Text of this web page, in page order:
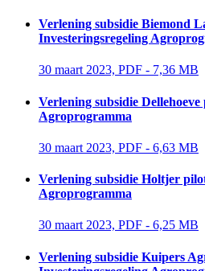
Verlening subsidie Biemond
Investeringsregeling
30 maart 2023, PDF - 7,36 MB
Verlening subsidie
Agroprogramma
30 maart 2023, PDF - 6,63 MB
Verlening subsidie Holtjer
Agroprogramma
30 maart 2023, PDF - 6,25 MB
Verlening subsidie Kuipers